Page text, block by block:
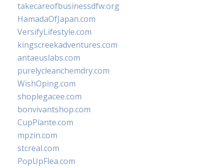
takecareofbusinessdfw.org
HamadaOfJapan.com
VersifyLifestyle.com
kingscreekadventures.com
antaeuslabs.com
purelycleanchemdry.com
WishOping.com
shoplegacee.com
bonvivantshop.com
CupPlante.com
mpzin.com
stcreal.com
PopUpFlea.com